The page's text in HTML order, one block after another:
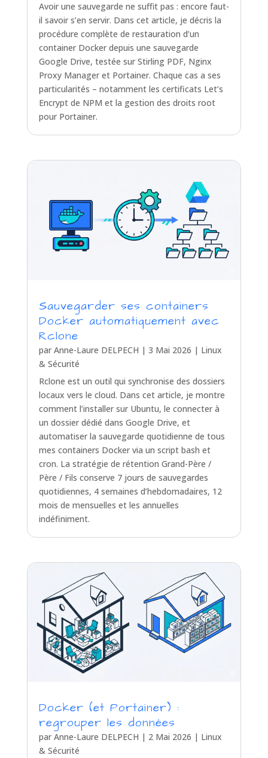
Avoir une sauvegarde ne suffit pas : encore faut-
il savoir s’en servir. Dans cet article, je décris la
procédure complète de restauration d’un
container Docker depuis une sauvegarde
Google Drive, testée sur Stirling PDF, Nginx
Proxy Manager et Portainer. Chaque cas a ses
particularités – notamment les certificats Let’s
Encrypt de NPM et la gestion des droits root
pour Portainer.
Sauvegarder ses containers
Docker automatiquement avec
Rclone
par Anne-Laure DELPECH | 3 Mai 2026 | Linux
& Sécurité
Rclone est un outil qui synchronise des dossiers
locaux vers le cloud. Dans cet article, je montre
comment l’installer sur Ubuntu, le connecter à
un dossier dédié dans Google Drive, et
automatiser la sauvegarde quotidienne de tous
mes containers Docker via un script bash et
cron. La stratégie de rétention Grand-Père /
Père / Fils conserve 7 jours de sauvegardes
quotidiennes, 4 semaines d’hebdomadaires, 12
mois de mensuelles et les annuelles
indéfiniment.
Docker (et Portainer) :
regrouper les données
par Anne-Laure DELPECH | 2 Mai 2026 | Linux
& Sécurité